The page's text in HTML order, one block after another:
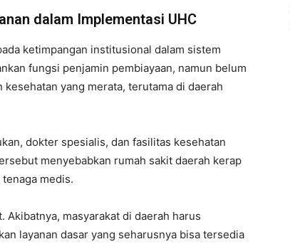
dalam Implementasi UHC
ketimpangan institusional dalam sistem
fungsi penjamin pembiayaan, namun belum
yang merata, terutama di daerah
dokter spesialis, dan fasilitas kesehatan
menyebabkan rumah sakit daerah kerap
medis.
masyarakat di daerah harus
layanan dasar yang seharusnya bisa tersedia